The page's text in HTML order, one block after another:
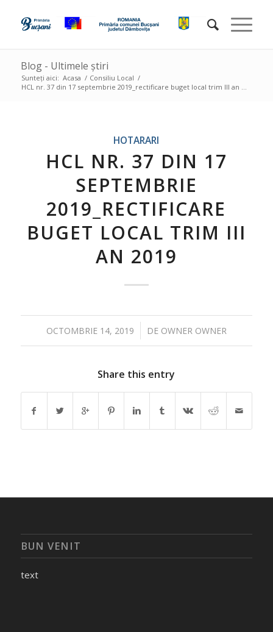
Blog - Ultimele știri
Sunteți aici: Acasa / Consiliu Local /
HCL nr. 37 din 17 septembrie 2019_rectificare buget local trim III an ...
HOTARARI
HCL NR. 37 DIN 17
SEPTEMBRIE
2019_RECTIFICARE
BUGET LOCAL TRIM III
AN 2019
OCTOMBRIE 14, 2019
/ DE OWNER OWNER
Share this entry
BUN VENIT
text